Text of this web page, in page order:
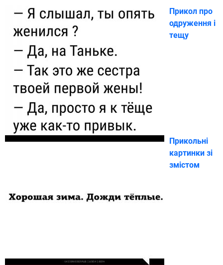
Прикол про
одруження і
тещу
Прикольні
картинки зі
змістом